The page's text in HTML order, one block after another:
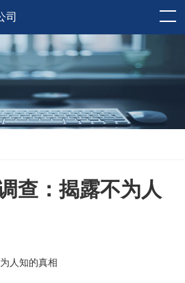
司
查：揭露不为人
人知的真相